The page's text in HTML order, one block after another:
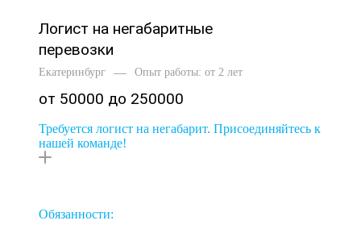
Логист на негабаритные
перевозки
Екатеринбург — Опыт работы: от 2 лет
от 50000 до 250000
Требуется логист на негабарит. Присоединяйтесь к
нашей команде!
Обязанности: